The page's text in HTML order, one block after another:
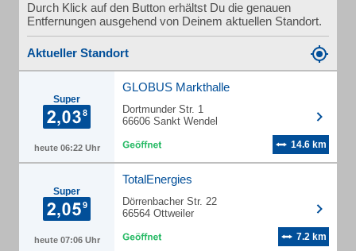
Durch Klick auf den Button erhältst Du die genauen
Entfernungen ausgehend von Deinem aktuellen Standort.
Aktueller Standort
Super
heute 06:22 Uhr
GLOBUS Markthalle
Dortmunder Str. 1
66606 Sankt Wendel
14.6 km
Super
heute 07:06 Uhr
TotalEnergies
Dörrenbacher Str. 22
66564 Ottweiler
7.2 km